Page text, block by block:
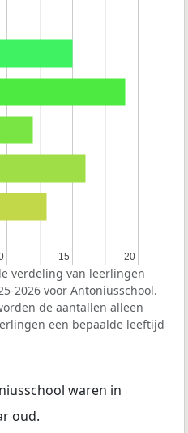
15
15 20
20
verdeling van leerlingen
2026 voor Antoniusschool.
de aantallen alleen
een bepaalde leeftijd
waren in
oud.